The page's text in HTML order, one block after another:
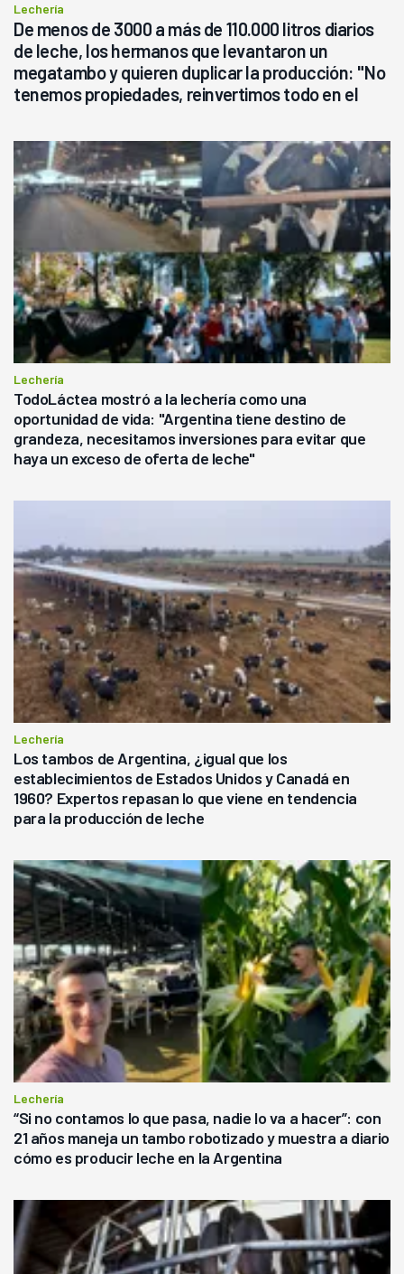
Lechería
De menos de 3000 a más de 110.000 litros diarios
de leche, los hermanos que levantaron un
megatambo y quieren duplicar la producción: "No
tenemos propiedades, reinvertimos todo en el
Lechería
TodoLáctea mostró a la lechería como una
oportunidad de vida: "Argentina tiene destino de
grandeza, necesitamos inversiones para evitar que
haya un exceso de oferta de leche"
Lechería
Los tambos de Argentina, ¿igual que los
establecimientos de Estados Unidos y Canadá en
1960? Expertos repasan lo que viene en tendencia
para la producción de leche
Lechería
“Si no contamos lo que pasa, nadie lo va a hacer”: con
21 años maneja un tambo robotizado y muestra a diario
cómo es producir leche en la Argentina